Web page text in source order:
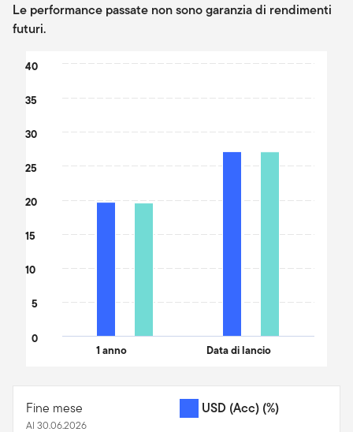
Le performance passate non sono garanzia di rendimenti
futuri.
Chart
The chart has 1 X axis displaying categories.
The chart has 1 Y axis displaying values. Data ranges from
1 anno Data di lancio
0
5
10
15
20
25
30
35
40
Fine mese
Al 30.06.2026
USD (Acc) (%)